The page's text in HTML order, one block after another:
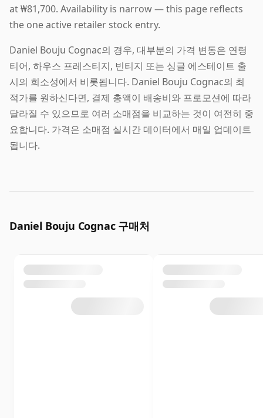
at ₩81,700. Availability is narrow — this page reflects
the one active retailer stock entry.
Daniel Bouju Cognac의 경우, 대부분의 가격 변동은 연령
티어, 하우스 프레스티지, 빈티지 또는 싱글 에스테이트 출
시의 희소성에서 비롯됩니다. Daniel Bouju Cognac의 최
적가를 원하신다면, 결제 총액이 배송비와 프로모션에 따라
달라질 수 있으므로 여러 소매점을 비교하는 것이 여전히 중
요합니다. 가격은 소매점 실시간 데이터에서 매일 업데이트
됩니다.
Daniel Bouju Cognac 구매처